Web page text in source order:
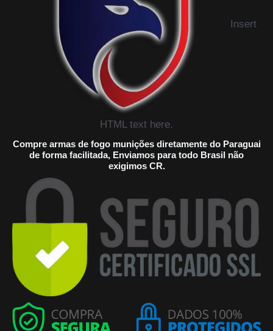
Insert
HTML text here.
Compre armas de fogo munições diretamente do Paraguai
de forma facilitada, Enviamos para todo Brasil não
exigimos CR.